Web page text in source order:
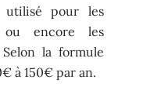
utilisé pour les
ou encore les
la formule
à 150€ par an.